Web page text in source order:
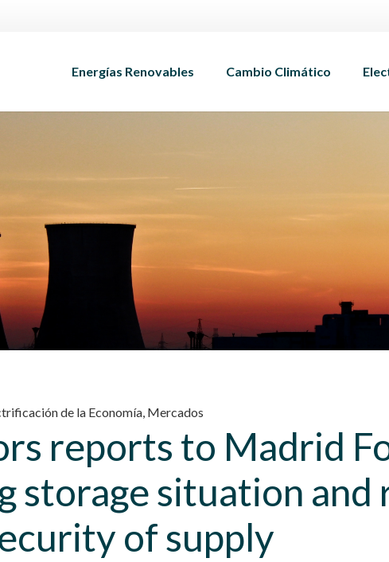
Energías Renovables Cambio Climático
de la Economía, Mercados
reports to Madrid
storage situation and
of supply